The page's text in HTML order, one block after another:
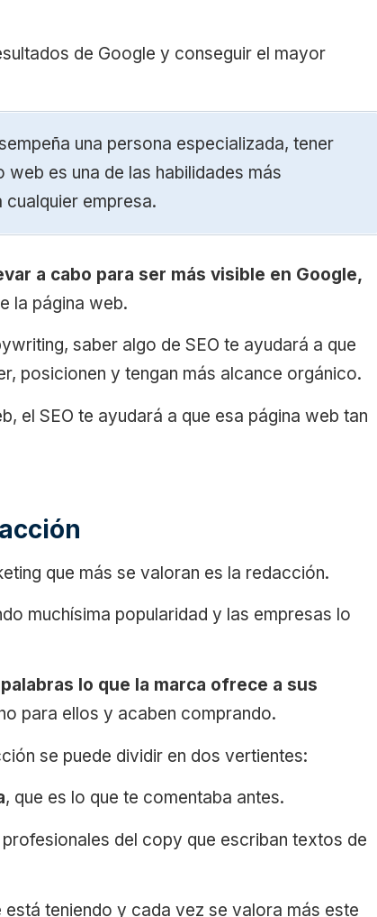
de Google y conseguir el mayor
una persona especializada, tener
es una de las habilidades más
cualquier empresa.
a cabo para ser más visible en Google,
la página web.
saber algo de SEO te ayudará a que
posicionen y tengan más alcance orgánico.
el SEO te ayudará a que esa página web tan
que más se valoran es la redacción.
muchísima popularidad y las empresas lo
lo que la marca ofrece a sus
para ellos y acaben comprando.
se puede dividir en dos vertientes:
, que es lo que te comentaba antes.
del copy que escriban textos de
teniendo y cada vez se valora más este